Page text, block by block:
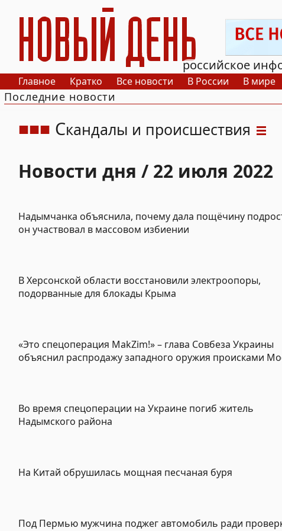
РИА Новый День
российское
Главное Кратко Все новости В России В мире
Последние новости
Скандалы и происшествия
Новости дня / 22 июля 2022
Надымчанка объяснила, почему дала пощёчину
он участвовал в массовом избиении
В Херсонской области восстановили электроопоры,
подорванные для блокады Крыма
«Это спецоперация MakZim!» – глава Совбеза Украины
объяснил распродажу западного оружия происками
Во время спецоперации на Украине погиб житель
Надымского района
На Китай обрушилась мощная песчаная буря
Под Пермью мужчина поджег автомобиль ради